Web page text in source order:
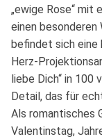
„ewige Rose“
einen
befindet sich
Herz-
liebe Dich“ in
Detail, das für
Als romantisches
Valentinstag,